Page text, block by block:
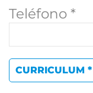
Teléfono *
CURRICULUM *